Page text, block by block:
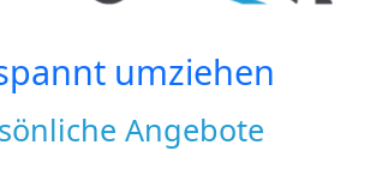
umziehen
Angebote